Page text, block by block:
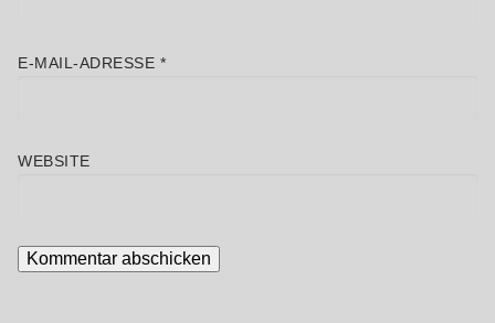
E-MAIL-ADRESSE *
WEBSITE